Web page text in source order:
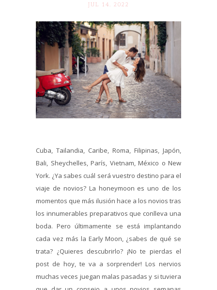
JUL 14. 2022
Cuba, Tailandia, Caribe, Roma, Filipinas, Japón,
Bali, Sheychelles, París, Vietnam, México o New
York. ¿Ya sabes cuál será vuestro destino para el
viaje de novios? La honeymoon es uno de los
momentos que más ilusión hace a los novios tras
los innumerables preparativos que conlleva una
boda. Pero últimamente se está implantando
cada vez más la Early Moon, ¿sabes de qué se
trata? ¿Quieres descubrirlo? ¡No te pierdas el
post de hoy, te va a sorprender! Los nervios
muchas veces juegan malas pasadas y si tuviera